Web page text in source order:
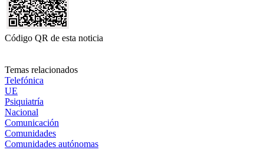
Código QR de esta noticia
Temas relacionados
Telefónica
UE
Psiquiatría
Nacional
Comunicación
Comunidades
Comunidades autónomas